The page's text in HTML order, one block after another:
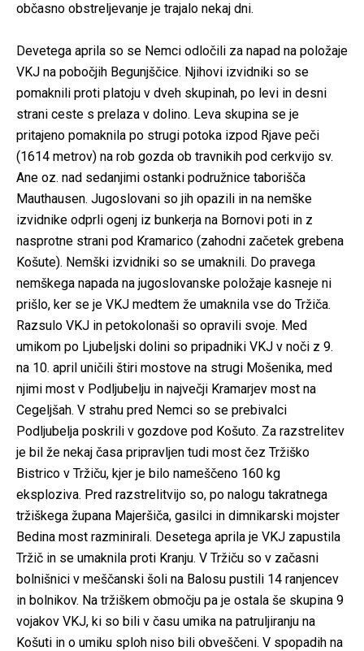
občasno obstreljevanje je trajalo nekaj dni.
Devetega aprila so se Nemci odločili za napad na položaje
VKJ na pobočjih Begunjščice. Njihovi izvidniki so se
pomaknili proti platoju v dveh skupinah, po levi in desni
strani ceste s prelaza v dolino. Leva skupina se je
pritajeno pomaknila po strugi potoka izpod Rjave peči
(1614 metrov) na rob gozda ob travnikih pod cerkvijo sv.
Ane oz. nad sedanjimi ostanki podružnice taborišča
Mauthausen. Jugoslovani so jih opazili in na nemške
izvidnike odprli ogenj iz bunkerja na Bornovi poti in z
nasprotne strani pod Kramarico (zahodni začetek grebena
Košute). Nemški izvidniki so se umaknili. Do pravega
nemškega napada na jugoslovanske položaje kasneje ni
prišlo, ker se je VKJ medtem že umaknila vse do Tržiča.
Razsulo VKJ in petokolonaši so opravili svoje. Med
umikom po Ljubeljski dolini so pripadniki VKJ v noči z 9.
na 10. april uničili štiri mostove na strugi Mošenika, med
njimi most v Podljubelju in največji Kramarjev most na
Cegeljšah. V strahu pred Nemci so se prebivalci
Podljubelja poskrili v gozdove pod Košuto. Za razstrelitev
je bil že nekaj časa pripravljen tudi most čez Tržiško
Bistrico v Tržiču, kjer je bilo nameščeno 160 kg
eksploziva. Pred razstrelitvijo so, po nalogu takratnega
tržiškega župana Majeršiča, gasilci in dimnikarski mojster
Bedina most razminirali. Desetega aprila je VKJ zapustila
Tržič in se umaknila proti Kranju. V Tržiču so v začasni
bolnišnici v meščanski šoli na Balosu pustili 14 ranjencev
in bolnikov. Na tržiškem območju pa je ostala še skupina 9
vojakov VKJ, ki so bili v času umika na patruljiranju na
Košuti in o umiku sploh niso bili obveščeni. V spopadih na